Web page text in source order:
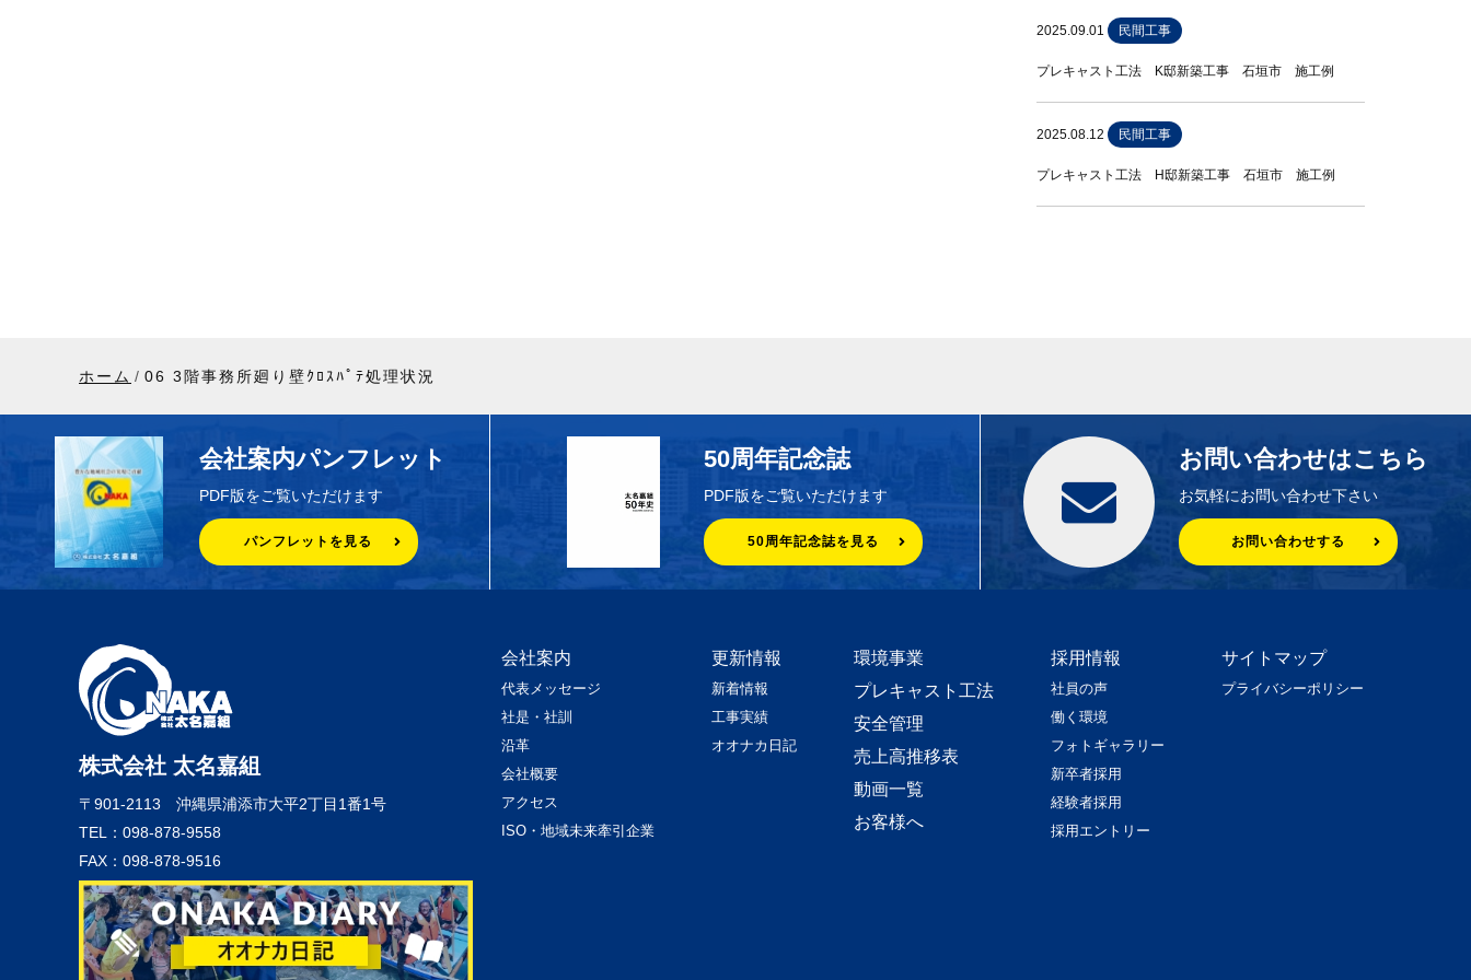
2025.09.01 民間工事
プレキャスト工法 K邸新築工事 石垣市 施工例
2025.08.12 民間工事
プレキャスト工法 H邸新築工事 石垣市 施工例
ホーム 06 3階事務所廻り壁ｸﾛｽﾊﾟﾃ処理状況
会社案内パンフレット
PDF版をご覧いただけます
パンフレットを見る
50周年記念誌
PDF版をご覧いただけます
50周年記念誌を見る
お問い合わせはこちら
お気軽にお問い合わせ下さい
お問い合わせする
株式会社 太名嘉組
〒901-2113 沖縄県浦添市大平2丁目1番1号
TEL：098-878-9558
FAX：098-878-9516
会社案内
代表メッセージ
社是・社訓
沿革
会社概要
アクセス
ISO・地域未来牽引企業
更新情報
新着情報
工事実績
オオナカ日記
環境事業
プレキャスト工法
安全管理
売上高推移表
動画一覧
お客様へ
採用情報
社員の声
働く環境
フォトギャラリー
新卒者採用
経験者採用
採用エントリー
サイトマップ
プライバシーポリシー